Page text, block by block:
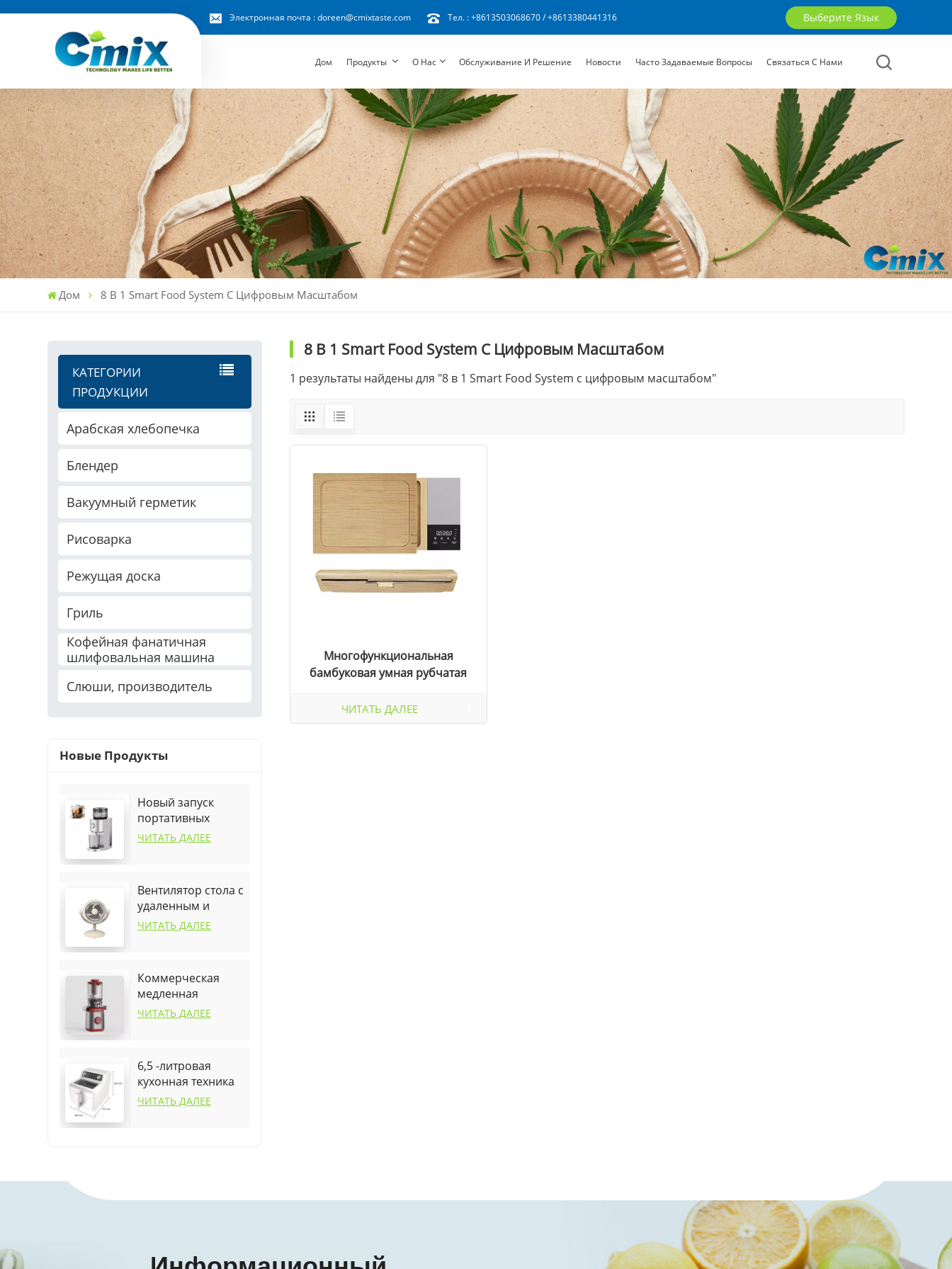
Электронная почта :doreen@cmixtaste.com Тел. :+8613503068670/+8613380441316 Выберите Язык
русский
العربية
Дом Продукты О Нас Обслуживание И Решение Новости Часто Задаваемые Вопросы Связаться С Нами
Дом 8 В 1 Smart Food System С Цифровым Масштабом
КАТЕГОРИИ
ПРОДУКЦИИ
Арабская хлебопечка
Блендер
Вакуумный герметик
Рисоварка
Режущая доска
Гриль
Кофейная фанатичная
шлифовальная машина
Слюши, производитель
Новые Продукты
Новый запуск
портативных
умных фруктов
ЧИТАТЬ ДАЛЕЕ
Вентилятор стола с
удаленным и
колебанием
ЧИТАТЬ ДАЛЕЕ
Коммерческая
медленная
соковыжималка
ЧИТАТЬ ДАЛЕЕ
6,5 -литровая
кухонная техника
посуда для
ЧИТАТЬ ДАЛЕЕ
8 В 1 Smart Food System С Цифровым Масштабом
1 результаты найдены для "8 в 1 Smart Food System с цифровым масштабом"
Многофункциональная
бамбуковая умная рубчатая
ЧИТАТЬ ДАЛЕЕ